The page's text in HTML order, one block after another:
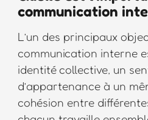
communication
L’un des principaux
communication interne
identité collective, un
d’appartenance à un
cohésion entre